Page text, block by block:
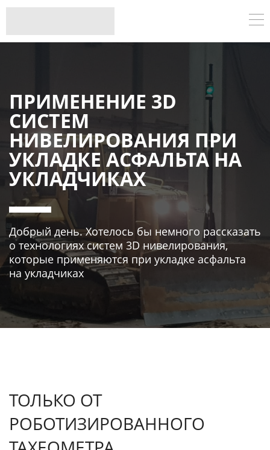
ПРИМЕНЕНИЕ 3D
СИСТЕМ
НИВЕЛИРОВАНИЯ ПРИ
УКЛАДКЕ АСФАЛЬТА НА
УКЛАДЧИКАХ
Добрый день. Хотелось бы немного рассказать
о технологиях систем 3D нивелирования,
которые применяются при укладке асфальта
на укладчиках
ТОЛЬКО ОТ
РОБОТИЗИРОВАННОГО